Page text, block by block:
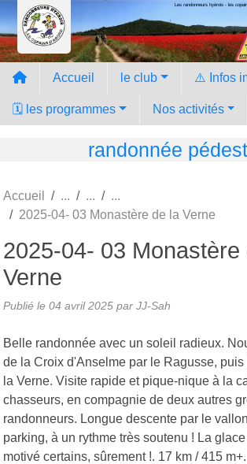
Les randonneurs hyèrois - les
Accueil le club ⚠️ Infos
🗓️ les programmes Nos activités
randonnée
Accueil
2025-04- 03 Monastère de la Verne
2025-04- 03 Monastère
Verne
Publié le 04 avril 2025 par JJ-Sah
Belle randonnée avec un soleil radieux.
de la Croix d'Anselme par le Ragusse,
la Verne. Visite rapide et pique-nique à la
chasseurs, en compagnie de deux autres
randonneurs. Longue descente par le
parking, à un rythme très soutenu ! La
motivé certains, sûrement !. 17 km / 415 m+.
Panneau de gestion des cookies